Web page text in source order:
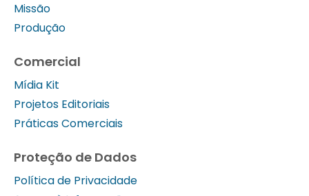
Missão
Produção
Comercial
Mídia Kit
Projetos Editoriais
Práticas Comerciais
Proteção de Dados
Política de Privacidade